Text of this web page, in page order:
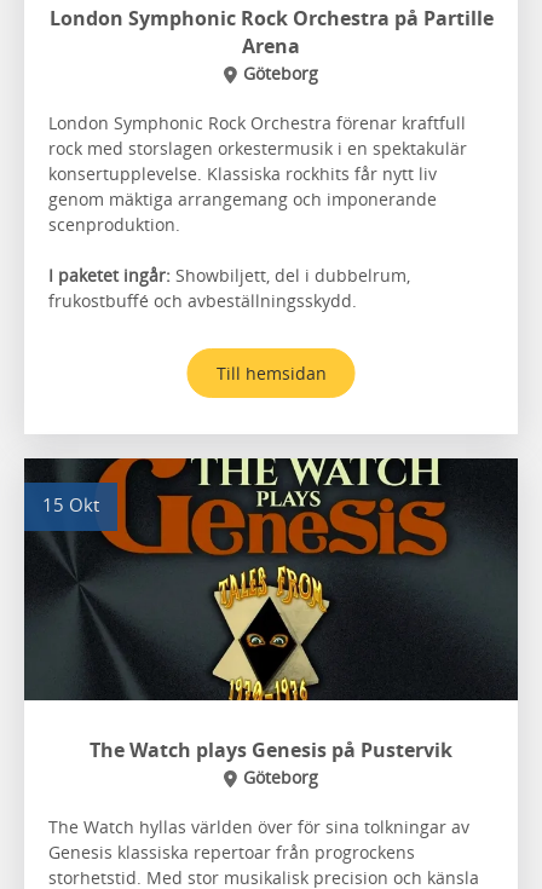
London Symphonic Rock Orchestra på Partille
Arena
Göteborg
London Symphonic Rock Orchestra förenar kraftfull
rock med storslagen orkestermusik i en spektakulär
konsertupplevelse. Klassiska rockhits får nytt liv
genom mäktiga arrangemang och imponerande
scenproduktion.
I paketet ingår: Showbiljett, del i dubbelrum,
frukostbuffé och avbeställningsskydd.
Till hemsidan
15 Okt
The Watch plays Genesis på Pustervik
Göteborg
The Watch hyllas världen över för sina tolkningar av
Genesis klassiska repertoar från progrockens
storhetstid. Med stor musikalisk precision och känsla